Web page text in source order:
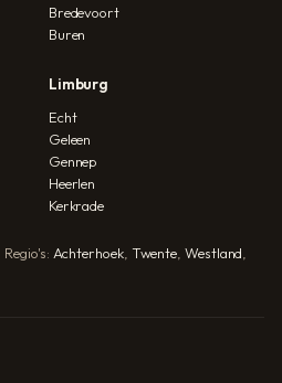
Bredevoort
Buren
Limburg
Echt
Geleen
Gennep
Heerlen
Kerkrade
Regio's: Achterhoek, Twente Westland